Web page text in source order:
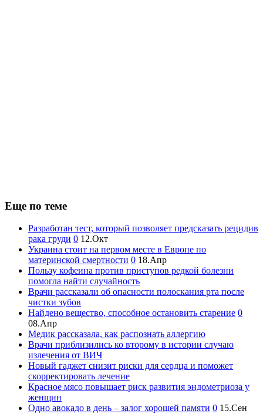
Еще по теме
Разработан тест, который позволяет предсказать рецидив
рака груди 0 12.Окт
Украина стоит на первом месте в Европе по
материнской смертности 0 18.Апр
Пользу кофеина против приступов редкой болезни
помогла найти случайность
Врачи рассказали об опасности полоскания рта после
чистки зубов
Найдено вещество, способное остановить старение 0
08.Апр
Медик рассказала, как распознать аллергию
Врачи приблизились ко второму в истории случаю
излечения от ВИЧ
Новый гаджет снизит риски для сердца и поможет
скорректировать лечение
Красное мясо повышает риск развития эндометриоза у
женщин
Одно авокадо в день – залог хорошей памяти 0 15.Сен